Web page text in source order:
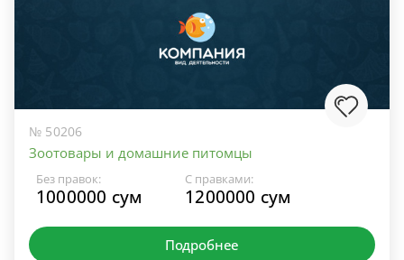
№ 50206
Зоотовары и домашние питомцы
Без правок:
1000000 сум
С правками:
1200000 сум
Подробнее